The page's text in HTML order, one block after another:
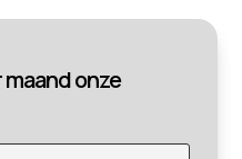
onze